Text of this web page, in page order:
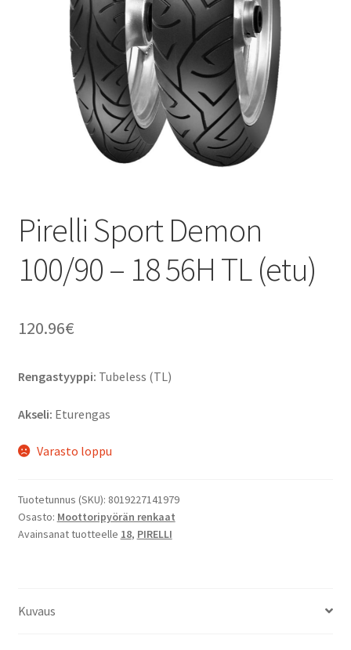
Pirelli Sport Demon
100/90 – 18 56H TL (etu)
120.96€
Rengastyyppi: Tubeless (TL)
Akseli: Eturengas
Varasto loppu
Tuotetunnus (SKU): 8019227141979
Osasto: Moottoripyörän renkaat
Avainsanat tuotteelle 18, PIRELLI
Kuvaus